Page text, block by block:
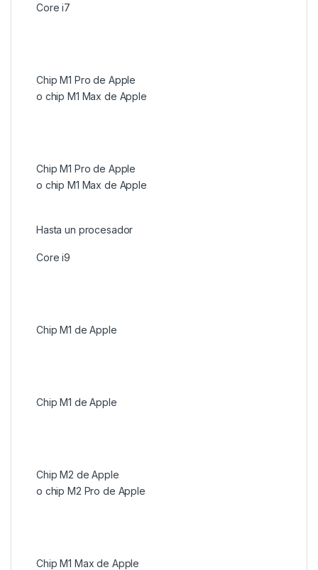
Core i7
Chip M1 Pro de Apple
o chip M1 Max de Apple
Chip M1 Pro de Apple
o chip M1 Max de Apple
Hasta un procesador
Core i9
Chip M1 de Apple
Chip M1 de Apple
Chip M2 de Apple
o chip M2 Pro de Apple
Chip M1 Max de Apple